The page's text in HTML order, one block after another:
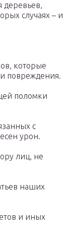
деревьев,
случаях – и
которые
повреждения.
поломки
с
урон.
лиц, не
наших
и иных